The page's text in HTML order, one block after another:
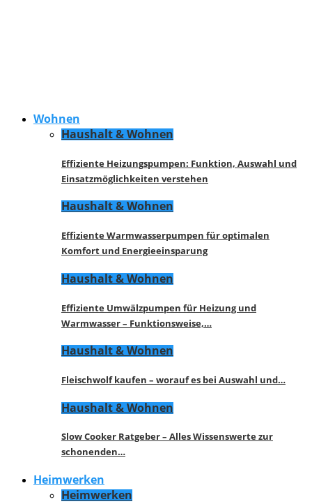
Wohnen
Haushalt & Wohnen
Effiziente Heizungspumpen: Funktion, Auswahl und
Einsatzmöglichkeiten verstehen
Haushalt & Wohnen
Effiziente Warmwasserpumpen für optimalen
Komfort und Energieeinsparung
Haushalt & Wohnen
Effiziente Umwälzpumpen für Heizung und
Warmwasser – Funktionsweise,…
Haushalt & Wohnen
Fleischwolf kaufen – worauf es bei Auswahl und…
Haushalt & Wohnen
Slow Cooker Ratgeber – Alles Wissenswerte zur
schonenden…
Heimwerken
Heimwerken